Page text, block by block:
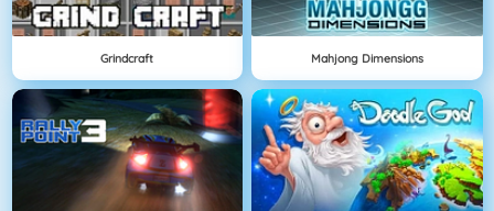
Grindcraft Mahjong Dimensions